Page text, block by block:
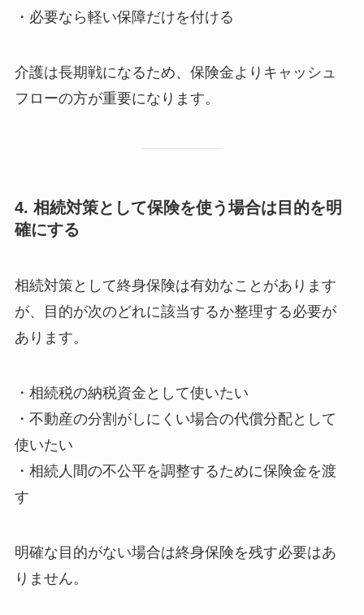
・必要なら軽い保障だけを付ける
介護は長期戦になるため、保険金よりキャッシュ
フローの方が重要になります。
4. 相続対策として保険を使う場合は目的を明
確にする
相続対策として終身保険は有効なことがあります
が、目的が次のどれに該当するか整理する必要が
あります。
・相続税の納税資金として使いたい
・不動産の分割がしにくい場合の代償分配として
使いたい
・相続人間の不公平を調整するために保険金を渡
す
明確な目的がない場合は終身保険を残す必要はあ
りません。